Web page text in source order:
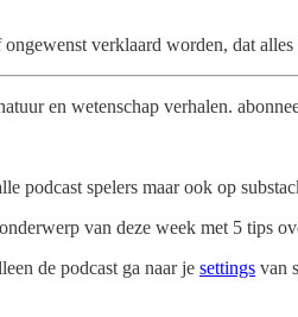
verklaard worden, dat alles
en wetenschap verhalen.
podcast spelers maar ook op
van deze week met 5 tips
de podcast ga naar je settings van